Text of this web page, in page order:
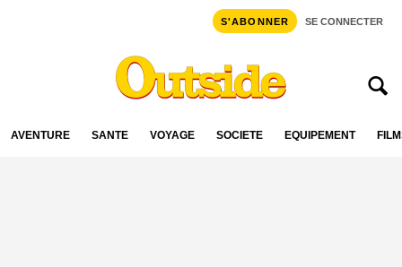
S'ABONNER SE CONNECTER
AVENTURE SANTÉ VOYAGE SOCIÉTÉ ÉQUIPEMENT